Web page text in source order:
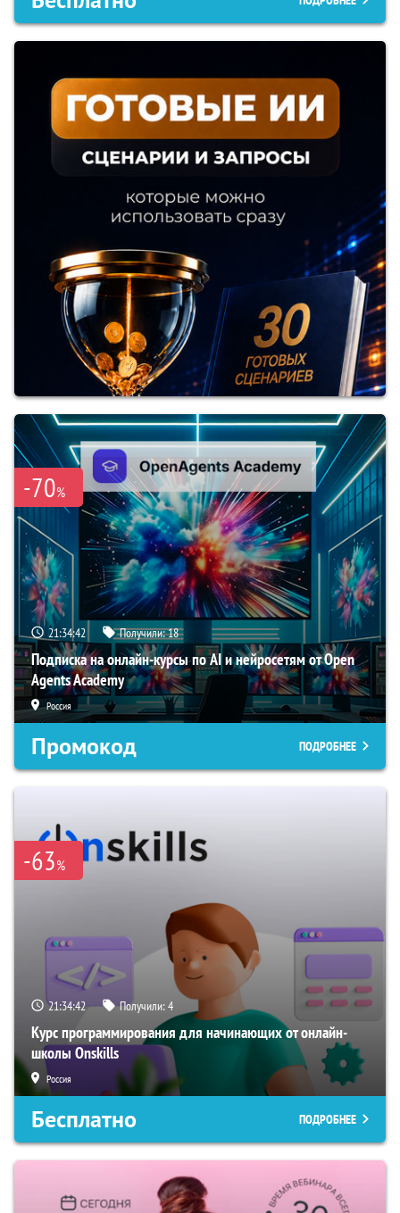
-70%
21:34:41 Получили:18
Подписка на онлайн-курсы по AI и нейросетям от Open
Agents Academy
Россия
Промокод ПОДРОБНЕЕ
-63%
21:34:41 Получили:4
Курс программирования для начинающих от онлайн-
школы Onskills
Россия
Бесплатно ПОДРОБНЕЕ